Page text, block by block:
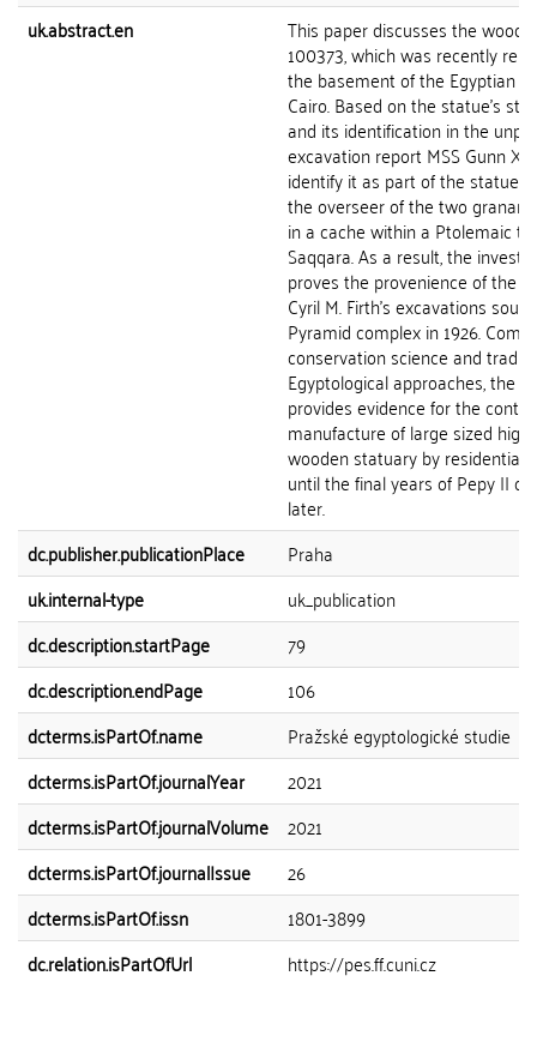
uk.abstract.en
This paper discusses the
100373, which was recently re
the basement of the Egyptian
Cairo. Based on the statue’s
and its identification in the
excavation report MSS Gunn
identify it as part of the statue
the overseer of the two
in a cache within a Ptolemaic
Saqqara. As a result, the
proves the provenience of the
Cyril M. Firth’s excavations
Pyramid complex in 1926. Com
conservation science and
Egyptological approaches, the
provides evidence for the
manufacture of large sized
wooden statuary by residential
until the final years of Pepy II or
later.
dc.publisher.publicationPlace
Praha
uk.internal-type
uk_publication
dc.description.startPage
79
dc.description.endPage
106
dcterms.isPartOf.name
Pražské egyptologické studie
dcterms.isPartOf.journalYear
2021
dcterms.isPartOf.journalVolume 2021
dcterms.isPartOf.journalIssue
26
dcterms.isPartOf.issn
1801-3899
dc.relation.isPartOfUrl
https://pes.ff.cuni.cz